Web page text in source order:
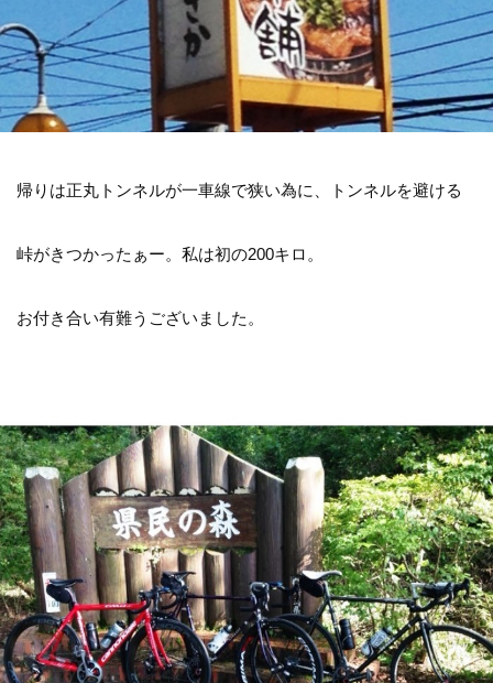
帰りは正丸トンネルが一車線で狭い為に、トンネルを避ける
峠がきつかったぁー。私は初の200キロ。
お付き合い有難うございました。